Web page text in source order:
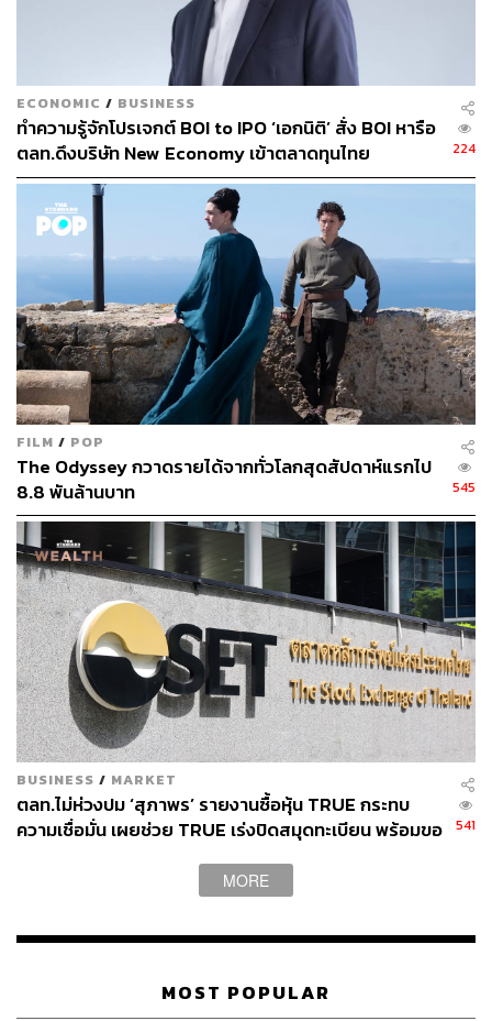
ด้าน ประพันธ์ เจริญประวัติ ผู้จัดการตลาดหลักทรัพย์ เอ็ม เอ
ไอ (mai) เปิดเผยว่า บริษัทจดทะเบียนใน mai จำนวน 213
บริษัท คิดเป็น 97% จากทั้งหมด 220 บริษัท นำส่งผลการ
ดำเนินงาน โดย 9 เดือน ปี 2567 พบ บจ. รายงานกำไรสุทธิ
จำนวน 151 บริษัท คิดเป็น 71% ของบริษัทที่นำส่งงบการเงิน
ทั้งหมด
ผลการดำเนินงานงวด 9 เดือน ปี 2567 ของ บจ. mai เทียบกับ
ช่วงเดียวกันของปีก่อน มียอดขาย 155,843 ล้านบาท และ
ต้นทุนขาย 115,277 ล้านบาท เพิ่มขึ้น 5.9% และ 4.2% ตาม
ลำดับ ส่งผลให้มีกำไรขั้นต้น 40,566 ล้านบาท เพิ่มขึ้น 10.9%
และมีค่าใช้จ่ายในการขายและบริหาร 29,202 ล้านบาท เพิ่ม
ขึ้น 4.6% ทำให้มีกำไรจากการดำเนินงาน 11,364 ล้านบาท
และมีกำไรสุทธิ 6,302 ล้านบาท เพิ่มขึ้น 31.0% และ 27.2 %
ตามลำดับ
สามารถติดตาม THE STANDARD WEALTH
ผ่านแอปพลิเคชันต่างๆ ที่คุณสะดวกหรือใช้งานอยู่แล้วได้เลย
TAGS: รายได้ กำไร
บริษัทจดทะเบียนไทย (บจ.)
อัสสเดช คงสิริ
ตลาดหลักทรัพย์แห่งประเทศไทย (ตลท.)
ECONOMIC / BUSINESS
ทำความรู้จักโปรเจกต์ BOI to IPO ‘เอกนิติ’ สั่ง BOI หารือ
ตลท.ดึงบริษัท New Economy เข้าตลาดทุนไทย
224
FILM / POP
The Odyssey กวาดรายได้จากทั่วโลกสุดสัปดาห์แรกไป
8.8 พันล้านบาท
545
BUSINESS / MARKET
ตลท.ไม่ห่วงปม ‘สุภาพร’ รายงานซื้อหุ้น TRUE กระทบ
ความเชื่อมั่น เผยช่วย TRUE เร่งปิดสมุดทะเบียน พร้อมขอ
541
MORE
MOST POPULAR